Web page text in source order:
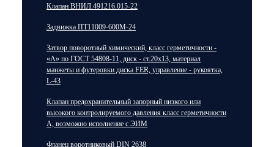
Клапан ВНИЛ.491216.015-22
Задвижка ПТ11009-600М-24
Затвор поворотный химический, класс герметичности -
«А» по ГОСТ 54808-11, диск - ст.20х13, материал
манжеты и футеровки диска FER, управление - рукоятка,
L-43
Клапан предохранительный запорный низкого или
высокого контролируемого давления класс герметичности
А, возможно исполнение с ЭИМ
Фланец воротниковый DIN 2638